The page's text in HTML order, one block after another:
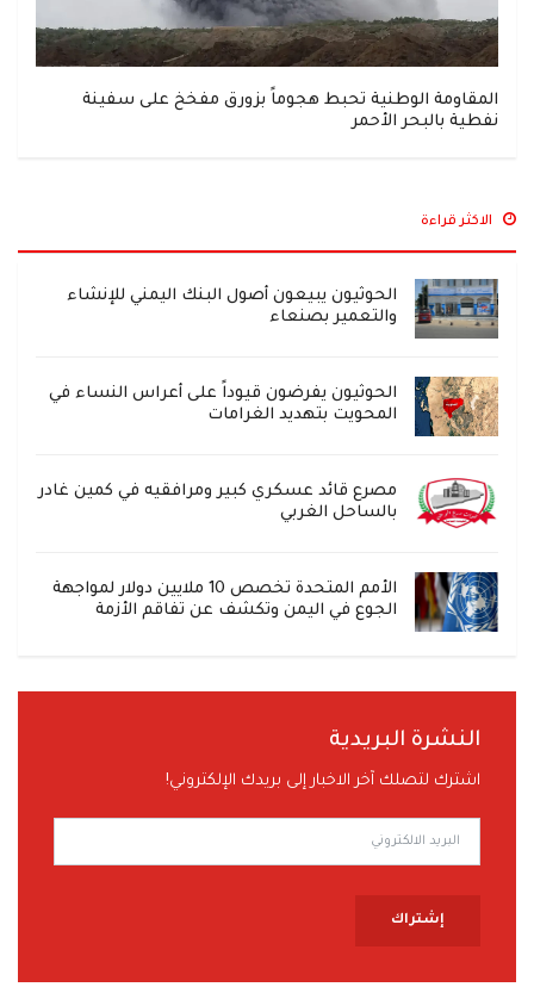
المقاومة الوطنية تحبط هجوماً بزورق مفخخ على سفينة
نفطية بالبحر الأحمر
الاكثر قراءة
الحوثيون يبيعون أصول البنك اليمني للإنشاء
والتعمير بصنعاء
الحوثيون يفرضون قيوداً على أعراس النساء في
المحويت بتهديد الغرامات
مصرع قائد عسكري كبير ومرافقيه في كمين غادر
بالساحل الغربي
الأمم المتحدة تخصص 10 ملايين دولار لمواجهة
الجوع في اليمن وتكشف عن تفاقم الأزمة
النشرة البريدية
اشترك لتصلك آخر الاخبار إلى بريدك الإلكتروني!
إشتراك